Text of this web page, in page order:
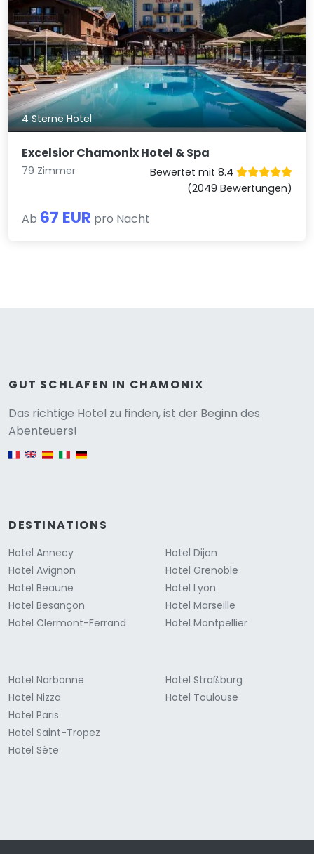
4 Sterne Hotel
Excelsior Chamonix Hotel & Spa
79 Zimmer
Bewertet mit 8.4
(2049 Bewertungen)
Ab 67 EUR pro Nacht
GUT SCHLAFEN IN CHAMONIX
Das richtige Hotel zu finden, ist der Beginn des
Abenteuers!
DESTINATIONS
Hotel Annecy
Hotel Avignon
Hotel Beaune
Hotel Besançon
Hotel Clermont-Ferrand
Hotel Dijon
Hotel Grenoble
Hotel Lyon
Hotel Marseille
Hotel Montpellier
Hotel Narbonne
Hotel Nizza
Hotel Paris
Hotel Saint-Tropez
Hotel Sète
Hotel Straßburg
Hotel Toulouse